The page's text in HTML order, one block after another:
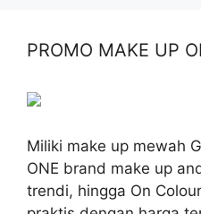
PROMO MAKE UP
Miliki make up mewah
ONE brand make up
trendi, hingga On